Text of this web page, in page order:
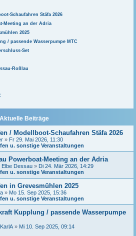
Schaufahren Stäfa 2026
Meeting an der Adria
2025
/ passende Wasserpumpe MTC
Set
Roßlau
Aktuelle Beiträge
/ Modellboot-Schaufahren Stäfa 2026
» Fr 29. Mai 2026, 11:30
u. sonstige Veranstaltungen
Powerboat-Meeting an der Adria
Elbe Dessau » Di 24. Mär 2026, 14:29
u. sonstige Veranstaltungen
in Grevesmühlen 2025
» Mo 15. Sep 2025, 15:36
u. sonstige Veranstaltungen
Kupplung / passende Wasserpumpe
» Mi 10. Sep 2025, 09:14